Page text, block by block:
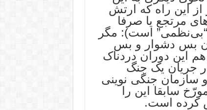
از اين راه که ارتش
مرتجع يا صرفا
“بى‌نظمى” است): مگر
بس دشوار و بس
هم اين دوران دردناک
جريان يک جنگ
سازمان جنگى نوينى
سابقا اين را
کرده است.